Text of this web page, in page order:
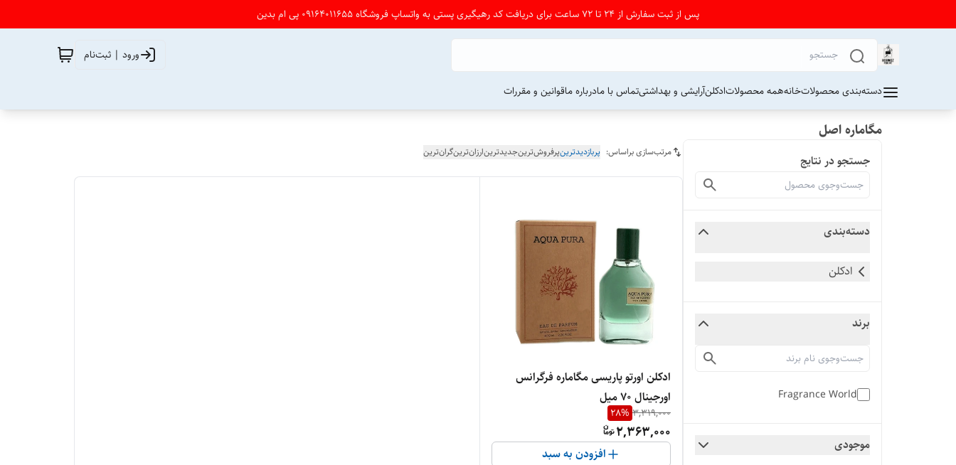
پس از ثبت سفارش از 24 تا 72 ساعت برای دریافت کد رهیگیری پستی به واتساپ فروشگاه 09164011655 پی ام بدین
ورود | ثبت‌نام
دسته‌بندی محصولاتخانههمه محصولاتادکلنآرایشی و بهداشتیتماس با مادرباره ماقوانین و مقررات
مگاماره اصل
جستجو در نتایج
دسته‌بندی
ادکلن
برند
Fragrance World
موجودی
مرتب‌سازی براساس: پربازدیدترینپرفروش‌ترینجدیدترینارزان‌ترینگران‌ترین
ادکلن اورتو پاریسی مگاماره فرگرانس
اورجینال ۷۰ میل
3,319,000
28%
2,363,000
افزودن به سبد